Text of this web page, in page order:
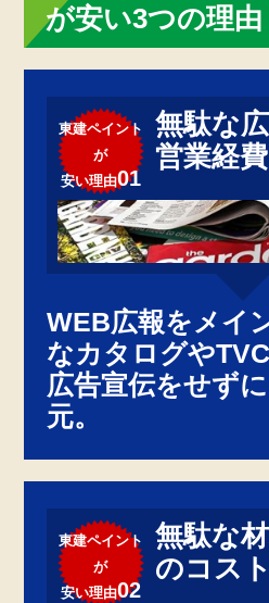
が安い3つの理由
東建ペイント
が
安い理由01
無駄な
営業経
WEB広報をメイ
なカタログや
広告宣伝をせず
元。
東建ペイント
が
安い理由02
無駄な
のコス